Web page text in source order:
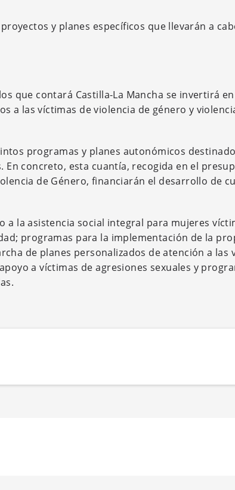
y planes específicos que llevarán a
que contará Castilla-La Mancha se invertirá en
a las víctimas de violencia de género y
programas y planes autonómicos
En concreto, esta cuantía, recogida en el
de Género, financiarán el desarrollo de
la asistencia social integral para mujeres
programas para la implementación de la
de planes personalizados de atención a las
a víctimas de agresiones sexuales y